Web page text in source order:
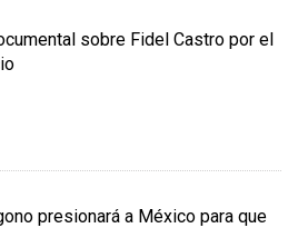
sobre Fidel Castro por el
presionará a México para que